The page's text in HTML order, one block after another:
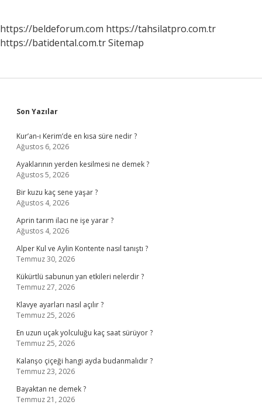
https://beldeforum.com https://tahsilatpro.com.tr
https://batidental.com.trSitemap
Sidebar
Son Yazılar
Kur’an-ı Kerim’de en kısa süre nedir ?
Ağustos 6, 2026
Ayaklarının yerden kesilmesi ne demek ?
Ağustos 5, 2026
Bir kuzu kaç sene yaşar ?
Ağustos 4, 2026
Aprin tarım ilacı ne işe yarar ?
Ağustos 4, 2026
Alper Kul ve Aylin Kontente nasıl tanıştı ?
Temmuz 30, 2026
Kükürtlü sabunun yan etkileri nelerdir ?
Temmuz 27, 2026
Klavye ayarları nasıl açılır ?
Temmuz 25, 2026
En uzun uçak yolculuğu kaç saat sürüyor ?
Temmuz 25, 2026
Kalanşo çiçeği hangi ayda budanmalıdır ?
Temmuz 23, 2026
Bayaktan ne demek ?
Temmuz 21, 2026